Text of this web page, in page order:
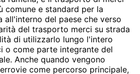
comune e standard per la
all'interno del paese che verso
del trasporto merci su strada
di utilizzarlo lungo l'intero
o come parte integrante del
Anche quando vengono
come percorso principale,